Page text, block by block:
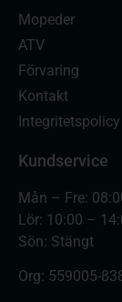
Mopeder
ATV
Förvaring
Kontakt
Integritetspolicy
Kundservice
Mån – Fre:
Lör: 10:00 –
Sön: Stängt
Org: 559005-